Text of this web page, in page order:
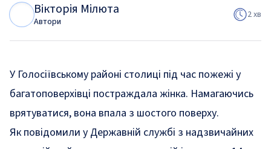
Вікторія Мілюта
Автори
2 хв
У Голосіївському районі столиці під час пожежі у
багатоповерхівці постраждала жінка. Намагаючись
врятуватися, вона впала з шостого поверху.
Як повідомили у Державній службі з надзвичайних